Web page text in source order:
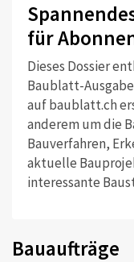
für
Dieses Dossier
Baublatt-
auf baublatt.ch
anderem um die
Bauverfahren,
aktuelle
interessante
Bauaufträge